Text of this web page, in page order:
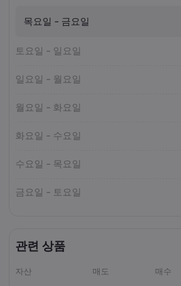
23,500 부근에서 고전하는 이유 |
Markets.com
목요일 - 금요일
토요일 - 일요일
일요일 - 월요일
월요일 - 화요일
화요일 - 수요일
수요일 - 목요일
금요일 - 토요일
관련 상품
자산 매도 매수